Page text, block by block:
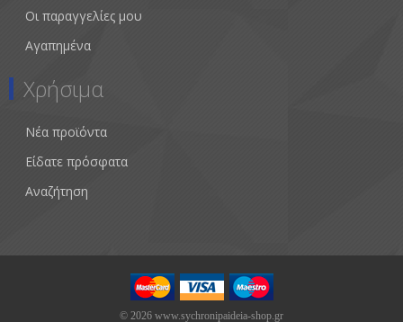
Οι παραγγελίες μου
Αγαπημένα
Χρήσιμα
Νέα προϊόντα
Είδατε πρόσφατα
Αναζήτηση
© 2026 www.sychronipaideia-shop.gr